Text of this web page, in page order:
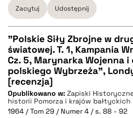
pobierz cytat
Zacytuj Udostępnij
CZYSTY TEKST
pobierz cytat
BIBTEX
"Polskie Siły Zbrojne w
światowej. T. 1, Kampania
Cz. 5, Marynarka Wojenna
polskiego Wybrzeża",
[recenzja]
Opublikowano w: Zapiski
historii Pomorza i krajów bałtyckich
1964 / Tom 29 / Numer 4 / s. 88 - 92